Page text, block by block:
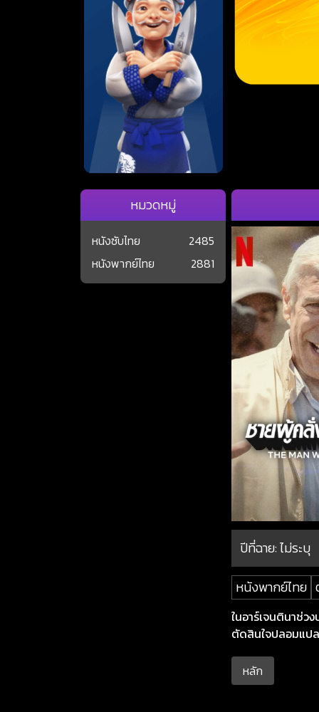
ปีที่ฉาย:ไม่ระบุ
หนังพากย์ไทย
ในอาร์เจนตินาช่ว
ตัดสินใจปลอมแป
หลัก
หมวดหมู่
หนังซับไทย
2485
หนังพากย์ไทย
2881